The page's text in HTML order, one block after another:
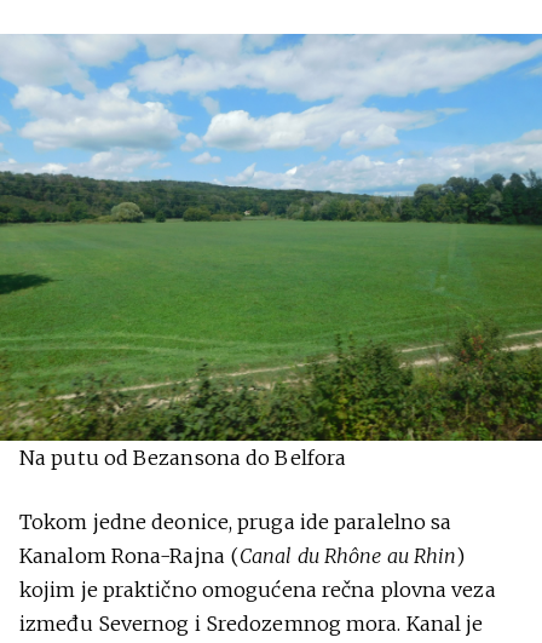
Na putu od Bezansona do Belfora
Tokom jedne deonice, pruga ide paralelno sa
Kanalom Rona-Rajna (Canal du Rhône au Rhin)
kojim je praktično omogućena rečna plovna veza
između Severnog i Sredozemnog mora. Kanal je